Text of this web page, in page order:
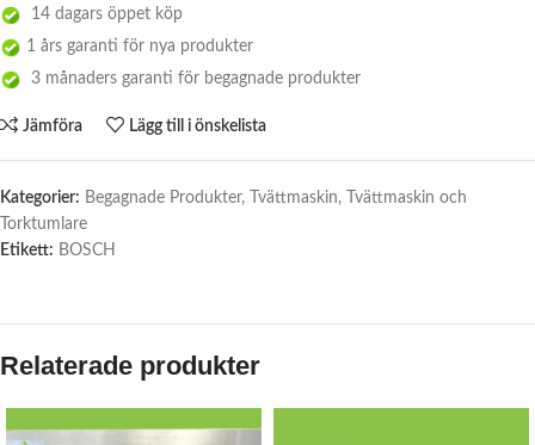
14 dagars öppet köp
1 års garanti för nya produkter
3 månaders garanti för begagnade produkter
Jämföra Lägg till i önskelista
Kategorier: Begagnade Produkter, Tvättmaskin,
Tvättmaskin och
Torktumlare
Etikett: BOSCH
Relaterade produkter